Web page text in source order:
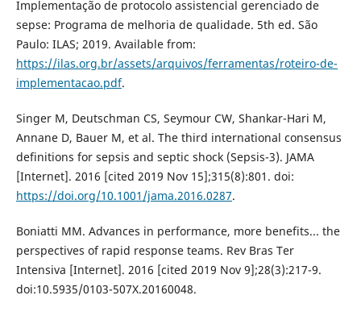
Implementação de protocolo assistencial gerenciado de
sepse: Programa de melhoria de qualidade. 5th ed. São
Paulo: ILAS; 2019. Available from:
https://ilas.org.br/assets/arquivos/ferramentas/roteiro-de-
implementacao.pdf.
Singer M, Deutschman CS, Seymour CW, Shankar-Hari M,
Annane D, Bauer M, et al. The third international consensus
definitions for sepsis and septic shock (Sepsis-3). JAMA
[Internet]. 2016 [cited 2019 Nov 15];315(8):801. doi:
https://doi.org/10.1001/jama.2016.0287.
Boniatti MM. Advances in performance, more benefits... the
perspectives of rapid response teams. Rev Bras Ter
Intensiva [Internet]. 2016 [cited 2019 Nov 9];28(3):217-9.
doi:10.5935/0103-507X.20160048.